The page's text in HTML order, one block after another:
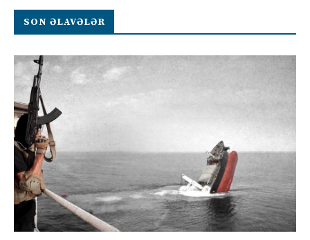
SON ƏLAVƏLƏR